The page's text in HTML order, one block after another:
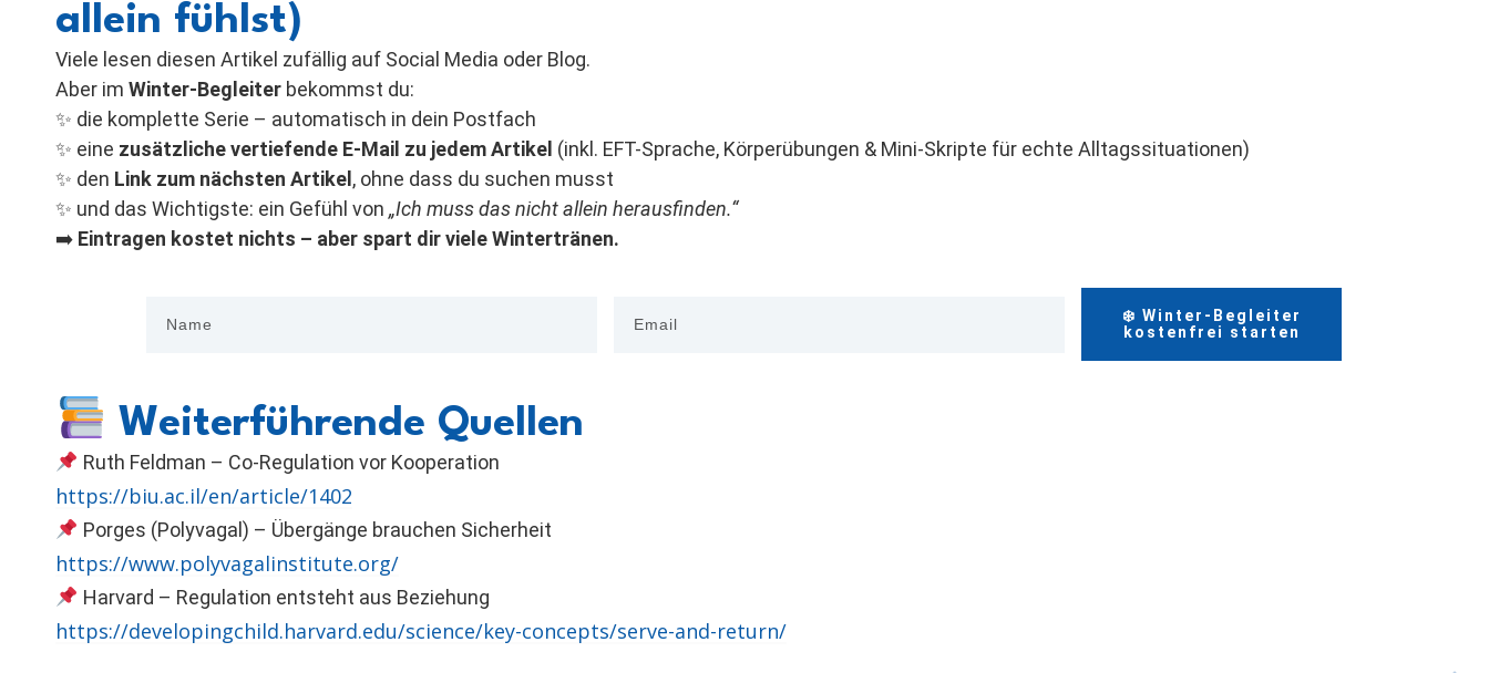
allein fühlst)
Viele lesen diesen Artikel zufällig auf Social Media oder Blog.
Aber im Winter-Begleiter bekommst du:
✨ die komplette Serie – automatisch in dein Postfach
✨ eine zusätzliche vertiefende E-Mail zu jedem Artikel (inkl. EFT-Sprache, Körperübungen & Mini-Skripte für echte Alltagssituationen)
✨ den Link zum nächsten Artikel , ohne dass du suchen musst
✨ und das Wichtigste: ein Gefühl von „Ich muss das nicht allein herausfinden.“
➡️ Eintragen kostet nichts – aber spart dir viele Wintertränen.
❄️ Winter-Begleiter
kostenfrei starten
Weiterführende Quellen
Ruth Feldman – Co-Regulation vor Kooperation
https://biu.ac.il/en/article/1402
Porges (Polyvagal) – Übergänge brauchen Sicherheit
https://www.polyvagalinstitute.org/
Harvard – Regulation entsteht aus Beziehung
https://developingchild.harvard.edu/science/key-concepts/serve-and-return/